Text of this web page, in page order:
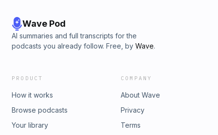
Wave Pod
AI summaries and full transcripts for the
podcasts you already follow. Free, by Wave.
PRODUCT
How it works
Browse podcasts
Your library
COMPANY
About Wave
Privacy
Terms